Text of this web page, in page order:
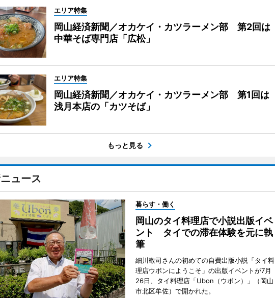
エリア特集
岡山経済新聞／オカケイ・カツラーメン部 第2回は
中華そば専門店「広松」
エリア特集
岡山経済新聞／オカケイ・カツラーメン部 第1回は
浅月本店の「カツそば」
もっと見る
ュース
暮らす・働く
岡山のタイ料理店で小説出版イベ
ント タイでの滞在体験を元に執
筆
細川敬司さんの初めての自費出版小説「タイ料
理店ウボンにようこそ」の出版イベントが7月
26日、タイ料理店「Ubon（ウボン）」（岡山
市北区牟佐）で開かれた。